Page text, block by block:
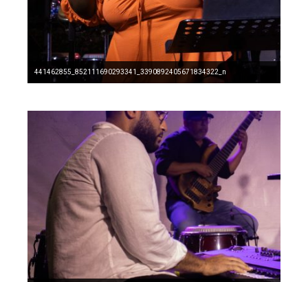
441462855_852111690293341_3390892405671834322_n